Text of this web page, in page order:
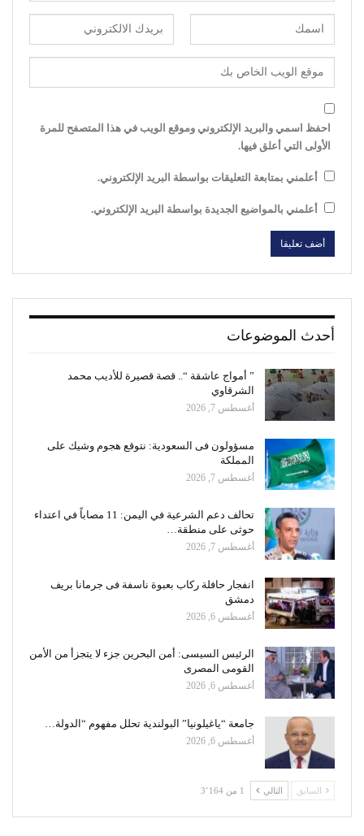
احفظ اسمي والبريد الإلكتروني وموقع الويب في هذا المتصفح للمرة
الأولى التي أعلق فيها.
أعلمني بمتابعة التعليقات بواسطة البريد الإلكتروني.
أعلمني بالمواضيع الجديدة بواسطة البريد الإلكتروني.
أحدث الموضوعات
” أمواج عاشقة “.. قصة قصيرة للأديب محمد
الشرقاوي
أغسطس 7, 2026
مسؤولون فى السعودية: نتوقع هجوم وشيك على
المملكة
أغسطس 7, 2026
تحالف دعم الشرعية في اليمن: 11 مصاباً في اعتداء
حوثى على منطقة…
أغسطس 7, 2026
انفجار حافلة ركاب بعبوة ناسفة فى جرمانا بريف
دمشق
أغسطس 6, 2026
الرئيس السيسى: أمن البحرين جزء لا يتجزأ من الأمن
القومى المصرى
أغسطس 6, 2026
جامعة “ياغيلونيا” البولندية تحلل مفهوم “الدولة…
أغسطس 6, 2026
السابق التالي 1 من 3٬164